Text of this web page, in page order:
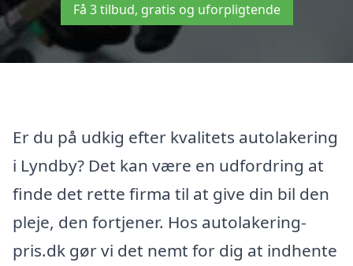
Få 3 tilbud, gratis og uforpligtende
Er du på udkig efter kvalitets autolakering
i Lyndby? Det kan være en udfordring at
finde det rette firma til at give din bil den
pleje, den fortjener. Hos autolakering-
pris.dk gør vi det nemt for dig at indhente